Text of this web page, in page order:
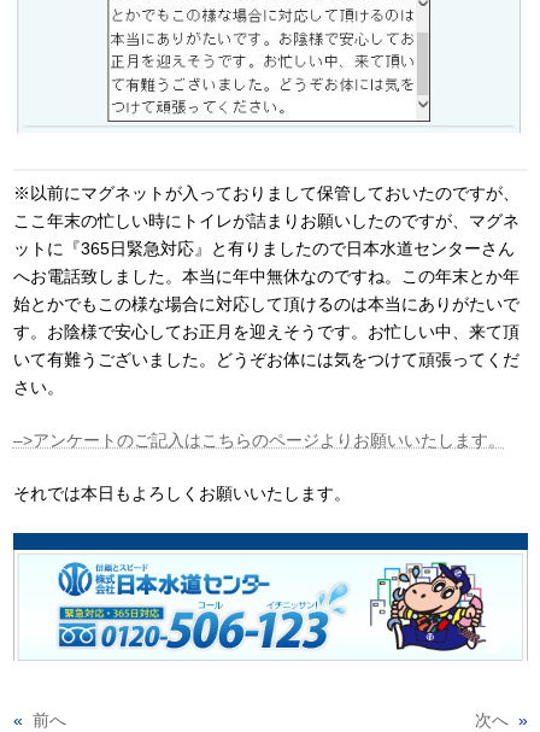
※以前にマグネットが入っておりまして保管しておいたのですが、
ここ年末の忙しい時にトイレが詰まりお願いしたのですが、マグネ
ットに『365日緊急対応』と有りましたので日本水道センターさん
へお電話致しました。本当に年中無休なのですね。この年末とか年
始とかでもこの様な場合に対応して頂けるのは本当にありがたいで
す。お陰様で安心してお正月を迎えそうです。お忙しい中、来て頂
いて有難うございました。どうぞお体には気をつけて頑張ってくだ
さい。
–>アンケートのご記入はこちらのページよりお願いいたします。
それでは本日もよろしくお願いいたします。
« 前へ 次へ »